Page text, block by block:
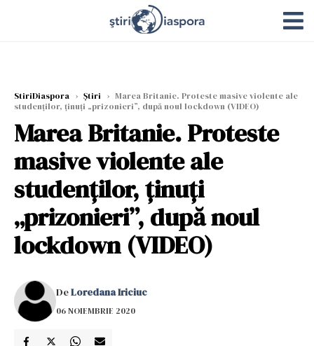
StiriDiaspora › Știri › Marea Britanie. Proteste masive violente ale
studenților, ținuți „prizonieri”, după noul lockdown (VIDEO)
Marea Britanie. Proteste
masive violente ale
studenților, ținuți
„prizonieri”, după noul
lockdown (VIDEO)
DeLoredana Iriciuc
06 NOIEMBRIE 2020